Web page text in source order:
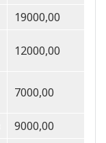
19000,00
12000,00
7000,00
9000,00